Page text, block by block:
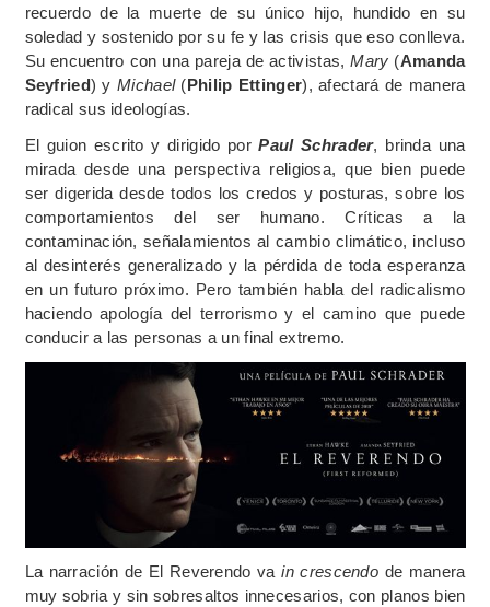
recuerdo de la muerte de su único hijo, hundido en su
soledad y sostenido por su fe y las crisis que eso conlleva.
Su encuentro con una pareja de activistas,Mary (Amanda
Seyfried) yMichael(Philip Ettinger), afectará de manera
radical sus ideologías.
El guion escrito y dirigido porPaul Schrader, brinda una
mirada desde una perspectiva religiosa, que bien puede
ser digerida desde todos los credos y posturas, sobre los
comportamientos del ser humano. Críticas a la
contaminación, señalamientos al cambio climático, incluso
al desinterés generalizado y la pérdida de toda esperanza
en un futuro próximo. Pero también habla del radicalismo
haciendo apología del terrorismo y el camino que puede
conducir a las personas a un final extremo.
La narración de El Reverendo vain crescendo de manera
muy sobria y sin sobresaltos innecesarios, con planos bien